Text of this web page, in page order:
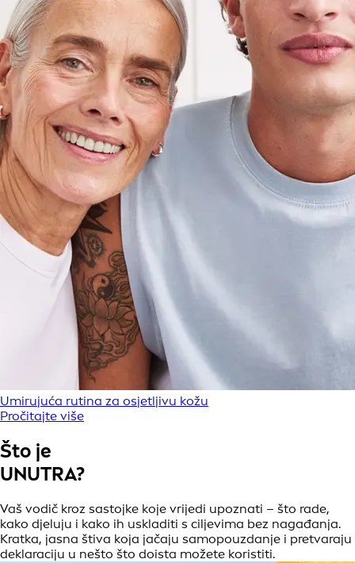
Umirujuća rutina za osjetljivu kožu
Pročitajte više
Što je
UNUTRA?
Vaš vodič kroz sastojke koje vrijedi upoznati – što rade,
kako djeluju i kako ih uskladiti s ciljevima bez nagađanja.
Kratka, jasna štiva koja jačaju samopouzdanje i pretvaraju
deklaraciju u nešto što doista možete koristiti.